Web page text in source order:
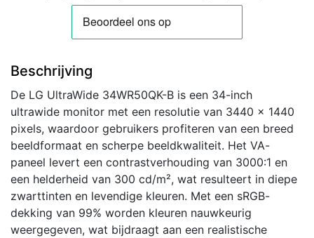
Beschrijving
De LG UltraWide 34WR50QK-B is een 34-inch
ultrawide monitor met een resolutie van 3440 x 1440
pixels, waardoor gebruikers profiteren van een breed
beeldformaat en scherpe beeldkwaliteit. Het VA-
paneel levert een contrastverhouding van 3000:1 en
een helderheid van 300 cd/m², wat resulteert in diepe
zwarttinten en levendige kleuren. Met een sRGB-
dekking van 99% worden kleuren nauwkeurig
weergegeven, wat bijdraagt aan een realistische